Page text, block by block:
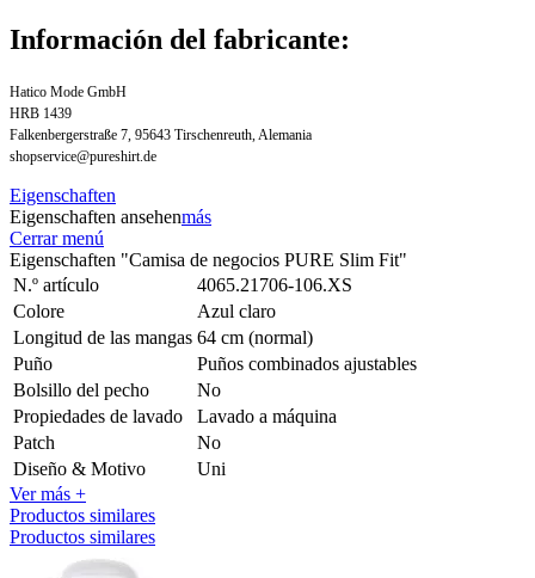
Información del fabricante:
Hatico Mode GmbH
HRB 1439
Falkenbergerstraße 7, 95643 Tirschenreuth, Alemania
shopservice@pureshirt.de
Eigenschaften
Eigenschaften ansehenmás
Cerrar menú
Eigenschaften "Camisa de negocios PURE Slim Fit"
N.º artículo
4065.21706-106.XS
Colore
Azul claro
Longitud de las mangas 64 cm (normal)
Puño
Puños combinados ajustables
Bolsillo del pecho
No
Propiedades de lavado
Lavado a máquina
Patch
No
Diseño & Motivo
Uni
Ver más +
Productos similares
Productos similares